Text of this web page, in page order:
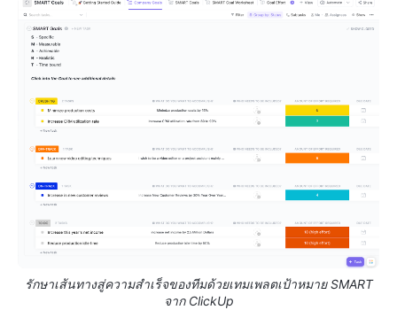
รักษาเส้นทางสู่ความสำเร็จของทีมด้วยเทมเพลตเป้าหมาย SMART
จาก ClickUp